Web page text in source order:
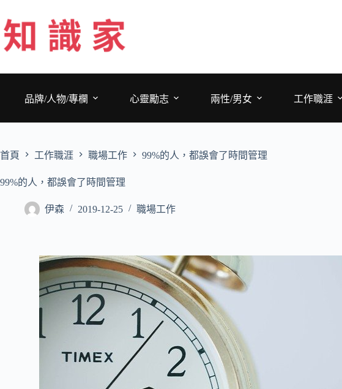
至
主
要
品牌/人物/專欄
心靈勵志 兩性/男女 工作職涯
首頁 工作職涯 職場工作 99%的人，都誤會了時間管理
99%的人，都誤會了時間管理
伊森 2019-12-25 職場工作